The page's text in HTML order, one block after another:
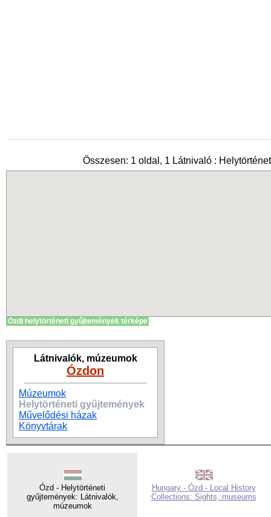
Összesen: 1 oldal, 1 Látnivaló :
Ózdi helytörténeti gyűjtemények térképe
Látnivalók, múzeumok
Ózdon
Múzeumok
Helytörténeti gyűjtemények
Művelődési házak
Könyvtárak
Ózd - Helytörténeti
gyűjtemények: Látnivalók,
múzeumok
Hungary - Ózd - Local History
Collections: Sights, museums